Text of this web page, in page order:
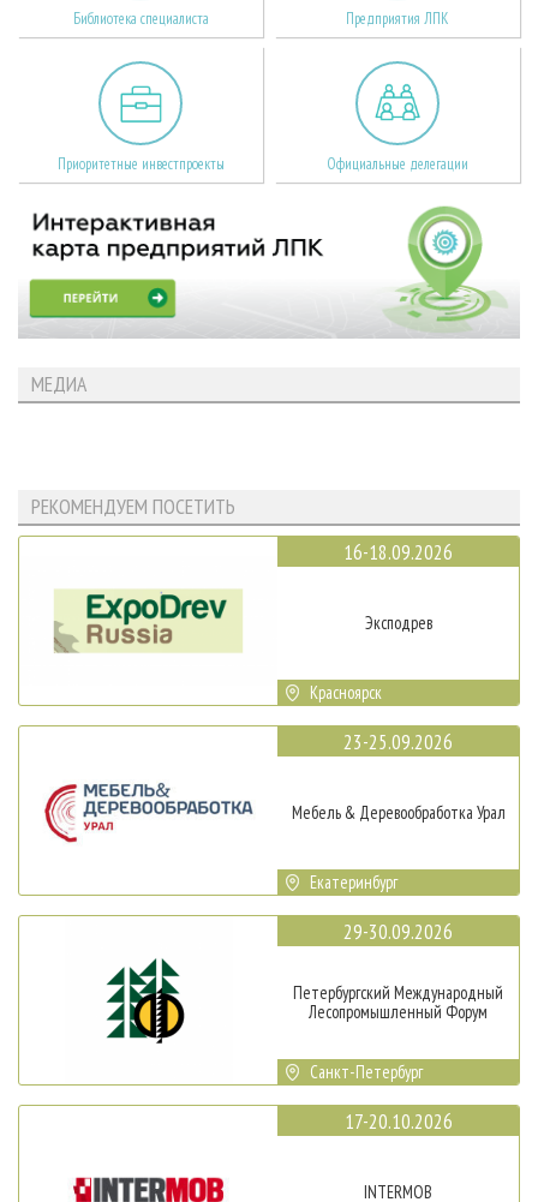
Библиотека специалиста Предприятия ЛПК
Приоритетные инвестпроекты Официальные делегации
МЕДИА
РЕКОМЕНДУЕМ ПОСЕТИТЬ
16-18.09.2026
Эксподрев
Красноярск
23-25.09.2026
Мебель & Деревообработка Урал
Екатеринбург
29-30.09.2026
Петербургский Международный
Лесопромышленный Форум
Санкт-Петербург
17-20.10.2026
INTERMOB